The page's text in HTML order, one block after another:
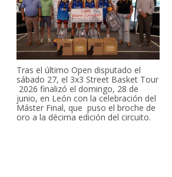
Tras el último Open disputado el
sábado 27, el 3x3 Street Basket Tour
2026 finalizó el domingo, 28 de
junio, en León con la celebración del
Máster Final, que puso el broche de
oro a la décima edición del circuito.